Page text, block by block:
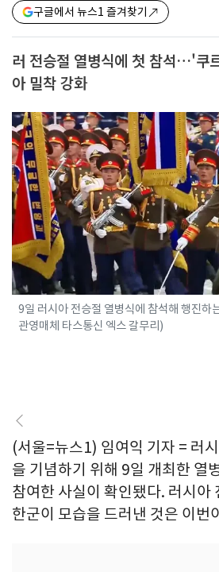
구글에서 뉴스1 즐겨찾기
러 전승절 열병식에 첫 참석…'쿠
아 밀착 강화
9일 러시아 전승절 열병식에 참석해 행진하
관영매체 타스통신 엑스 갈무리)
(서울=뉴스1) 임여익 기자 = 러
을 기념하기 위해 9일 개최한 열
참여한 사실이 확인됐다. 러시아
한군이 모습을 드러낸 것은 이번